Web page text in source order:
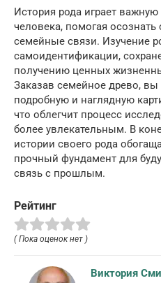
История рода играет
человека, помогая
семейные связи. Изучение
самоидентификации,
получению ценных
Заказав семейное древо,
подробную и наглядную
что облегчит процесс
более увлекательным. В
истории своего рода
прочный фундамент для
связь с прошлым.
Рейтинг
( Пока оценок нет )
Виктория